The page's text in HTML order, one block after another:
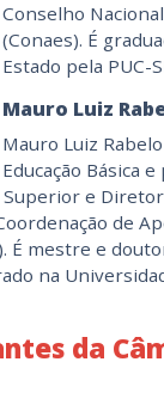
Conselho
(Conaes). É
Estado pela PUC-
Mauro Luiz
Mauro Luiz
Educação Básica
e
de
É mestre e
na
da